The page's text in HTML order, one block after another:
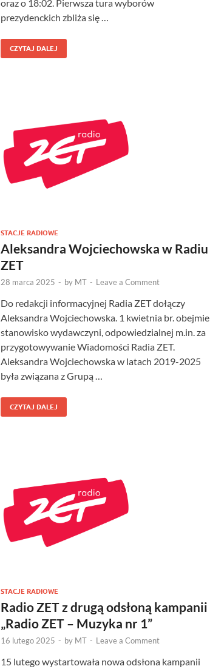
oraz o 18:02. Pierwsza tura wyborów
prezydenckich zbliża się …
CZYTAJ DALEJ
STACJE RADIOWE
Aleksandra Wojciechowska w Radiu
ZET
28 marca 2025 - by MT - Leave a Comment
Do redakcji informacyjnej Radia ZET dołączy
Aleksandra Wojciechowska. 1 kwietnia br. obejmie
stanowisko wydawczyni, odpowiedzialnej m.in. za
przygotowywanie Wiadomości Radia ZET.
Aleksandra Wojciechowska w latach 2019-2025
była związana z Grupą …
CZYTAJ DALEJ
STACJE RADIOWE
Radio ZET z drugą odsłoną kampanii
„Radio ZET – Muzyka nr 1”
16 lutego 2025 - by MT - Leave a Comment
15 lutego wystartowała nowa odsłona kampanii